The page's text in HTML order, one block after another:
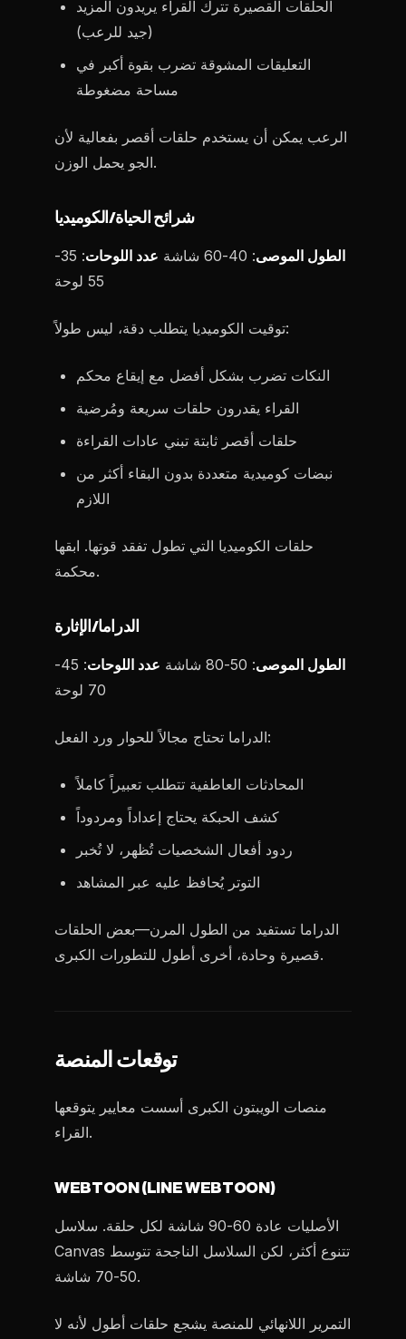
الحلقات القصيرة تترك القراء يريدون المزيد
(جيد للرعب)
التعليقات المشوقة تضرب بقوة أكبر في
مساحة مضغوطة
الرعب يمكن أن يستخدم حلقات أقصر بفعالية لأن
الجو يحمل الوزن.
شرائح الحياة/الكوميديا
الطول الموصى: 40-60 شاشة عدد اللوحات
: 35-
55 لوحة
توقيت الكوميديا يتطلب دقة، ليس طولاً:
النكات تضرب بشكل أفضل مع إيقاع محكم
القراء يقدرون حلقات سريعة ومُرضية
حلقات أقصر ثابتة تبني عادات القراءة
نبضات كوميدية متعددة بدون البقاء أكثر من
اللازم
حلقات الكوميديا التي تطول تفقد قوتها. ابقها
محكمة.
الدراما/الإثارة
الطول الموصى: 50-80 شاشة عدد اللوحات
: 45-
70 لوحة
الدراما تحتاج مجالاً للحوار ورد الفعل:
المحادثات العاطفية تتطلب تعبيراً كاملاً
كشف الحبكة يحتاج إعداداً ومردوداً
ردود أفعال الشخصيات تُظهر، لا تُخبر
التوتر يُحافظ عليه عبر المشاهد
الدراما تستفيد من الطول المرن—بعض الحلقات
قصيرة وحادة، أخرى أطول للتطورات الكبرى.
توقعات المنصة
منصات الويبتون الكبرى أسست معايير يتوقعها
القراء.
WEBTOON (LINE WEBTOON)
الأصليات عادة 60-90 شاشة لكل حلقة. سلاسل
Canvas تتنوع أكثر، لكن السلاسل الناجحة تتوسط
50-70 شاشة.
التمرير اللانهائي للمنصة يشجع حلقات أطول لأنه لا